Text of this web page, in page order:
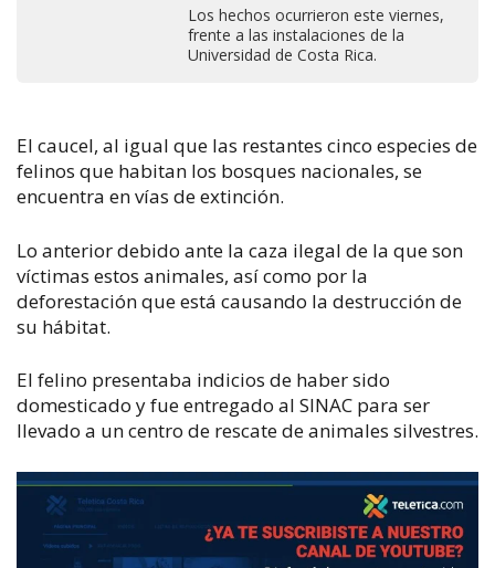
Los hechos ocurrieron este viernes,
frente a las instalaciones de la
Universidad de Costa Rica.
El caucel, al igual que las restantes cinco especies de
felinos que habitan los bosques nacionales, se
encuentra en vías de extinción.
Lo anterior debido ante la caza ilegal de la que son
víctimas estos animales, así como por la
deforestación que está causando la destrucción de
su hábitat.
El felino presentaba indicios de haber sido
domesticado y fue entregado al SINAC para ser
llevado a un centro de rescate de animales silvestres.